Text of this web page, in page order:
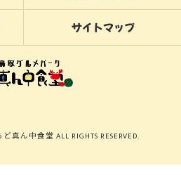
サイトマップ
真ん中食堂 ALL RIGHTS RESERVED.